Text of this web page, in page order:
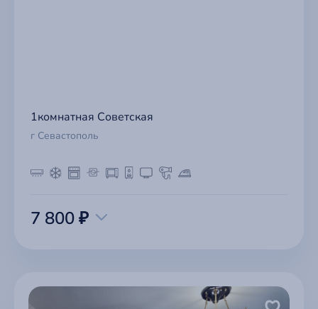
1комнатная Советская
г Севастополь
7 800 ₽